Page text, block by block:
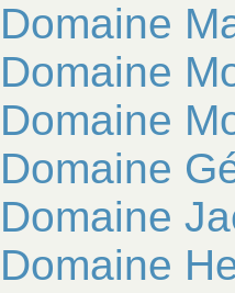
Domaine
Domaine
Domaine
Domaine
Domaine
Domaine